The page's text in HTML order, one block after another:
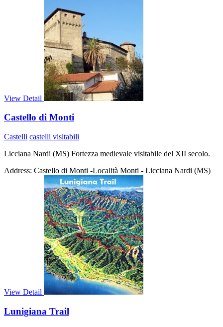
View Detail
Castello di Monti
Castelli castelli visitabili
Licciana Nardi (MS) Fortezza medievale visitabile del XII secolo.
Address: Castello di Monti -Località Monti - Licciana Nardi (MS)
View Detail
Lunigiana Trail